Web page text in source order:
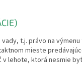
t.j. právo na
mieste
lehote, ktorá nesmie